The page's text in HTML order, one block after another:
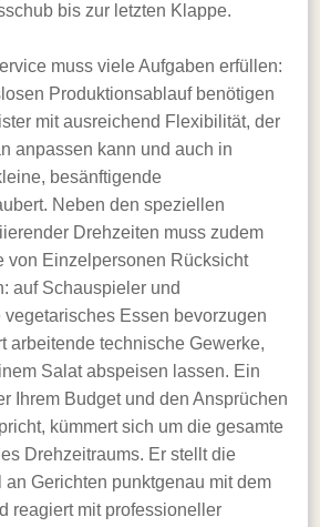
bis zur letzten Klappe.
muss viele Aufgaben erfüllen:
Produktionsablauf benötigen
mit ausreichend Flexibilität, der
anpassen kann und auch in
besänftigende
Neben den speziellen
Drehzeiten muss zudem
von Einzelpersonen Rücksicht
auf Schauspieler und
vegetarisches Essen bevorzugen
arbeitende technische Gewerke,
Salat abspeisen lassen. Ein
Ihrem Budget und den Ansprüchen
kümmert sich um die gesamte
Drehzeitraums. Er stellt die
Gerichten punktgenau mit dem
reagiert mit professioneller